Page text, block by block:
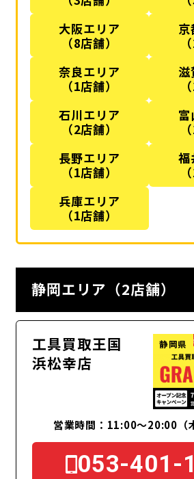
大阪エリア
（8店舗）
京
奈良エリア
（1店舗）
滋
石川エリア
（2店舗）
富
長野エリア
（1店舗）
福
兵庫エリア
（1店舗）
静岡エリア（2店舗）
工具買取王国
浜松幸店
静岡県
営業時間：11:00〜20:00（
053-401-